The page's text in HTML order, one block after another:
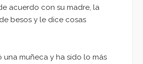
acuerdo con su madre, la
besos y le dice cosas
una muñeca y ha sido lo más